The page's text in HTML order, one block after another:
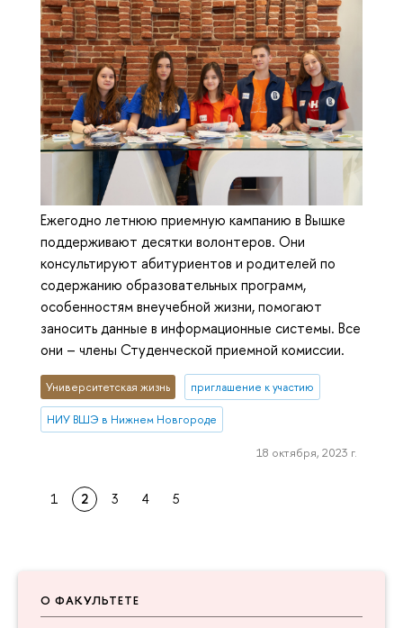
О ФАКУЛЬТЕТЕ
Ежегодно летнюю приемную кампанию в Вышке
поддерживают десятки волонтеров. Они
консультируют абитуриентов и родителей по
содержанию образовательных программ,
особенностям внеучебной жизни, помогают
заносить данные в информационные системы. Все
они – члены Студенческой приемной комиссии.
Университетская жизнь приглашение к участию
НИУ ВШЭ в Нижнем Новгороде
18 октября, 2023 г.
1 2 3 4 5